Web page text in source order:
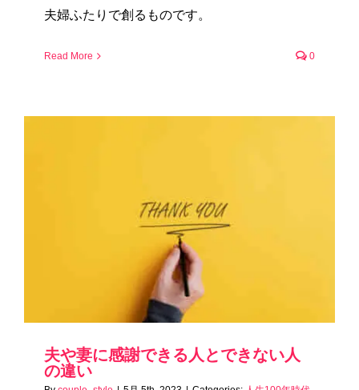
夫婦ふたりで創るものです。
Read More 0
夫や妻に感謝できる人とできない人
の違い